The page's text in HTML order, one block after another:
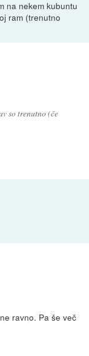
na nekem kubuntu
ram (trenutno
so trenutno (če
ravno. Pa še več